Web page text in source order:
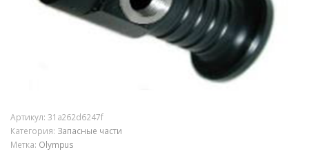
Артикул: 31a262d6247f
Категория: Запасные части
Метка: Olympus